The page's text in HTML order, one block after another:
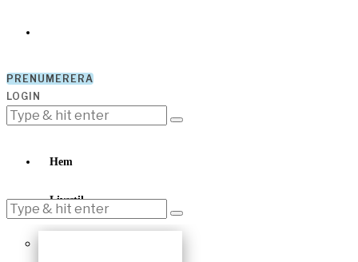
PRENUMERERA
LOGIN
Hem
Livsstil